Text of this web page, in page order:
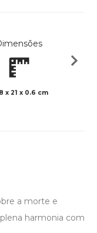
x 21 x 0.6 cm
a morte e
harmonia com